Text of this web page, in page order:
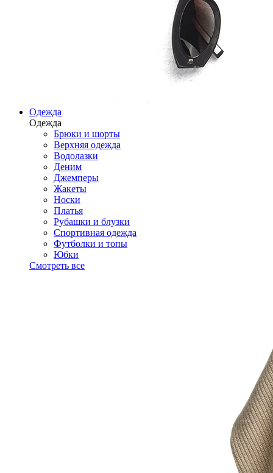
Одежда
Одежда
Брюки и шорты
Верхняя одежда
Водолазки
Деним
Джемперы
Жакеты
Носки
Платья
Рубашки и блузки
Спортивная одежда
Футболки и топы
Юбки
Смотреть все